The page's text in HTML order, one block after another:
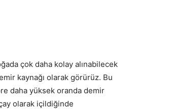
çok daha kolay alınabilecek
kaynağı olarak görürüz. Bu
daha yüksek oranda demir
olarak içildiğinde